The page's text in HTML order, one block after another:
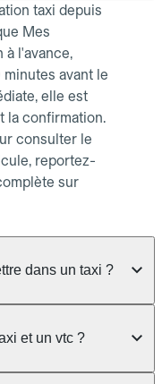
taxi depuis
Mes
à l'avance,
avant le
elle est
la confirmation.
consulter le
reportez-
sur
dans un taxi ?
3 bagages
"Message
et un vtc ?